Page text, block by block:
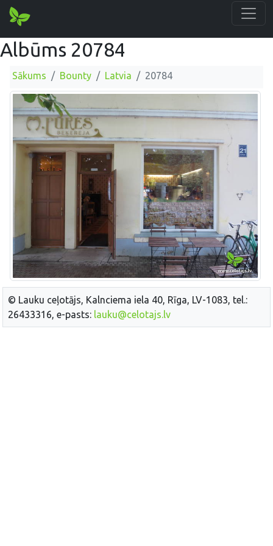
Albūms 20784
Sākums Bounty Latvia 20784
© Lauku ceļotājs, Kalnciema iela 40, Rīga, LV-1083, tel.:
26433316, e-pasts: lauku@celotajs.lv